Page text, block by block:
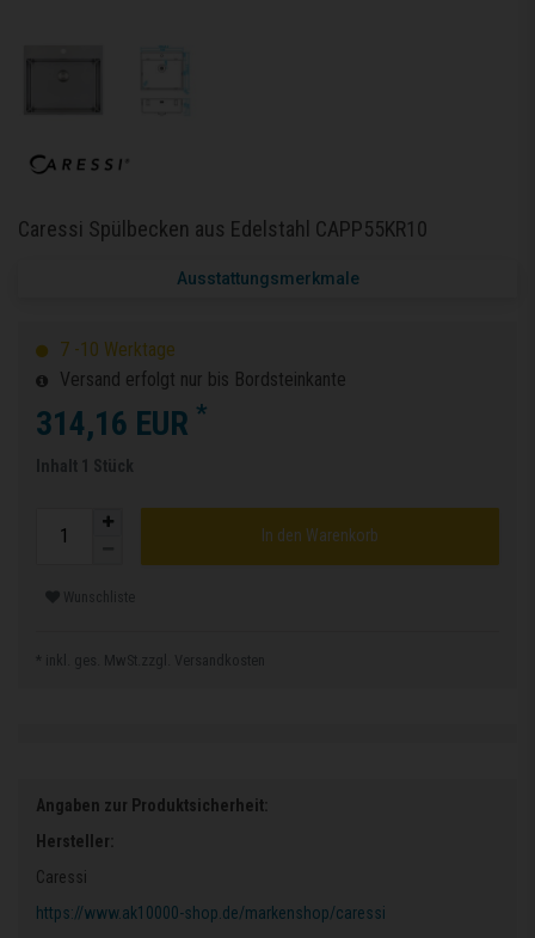
Caressi Spülbecken aus Edelstahl CAPP55KR10
Ausstattungsmerkmale
7 -10 Werktage
Versand erfolgt nur bis Bordsteinkante
314,16 EUR *
Inhalt 1 Stück
In den Warenkorb
Wunschliste
* inkl. ges. MwSt.zzgl. Versandkosten
Angaben zur Produktsicherheit:
Hersteller:
Caressi
https://www.ak10000-shop.de/markenshop/caressi